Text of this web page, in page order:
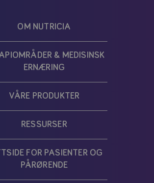
OM NUTRICIA
& MEDISINSK
ERNÆRING
VÅRE PRODUKTER
RESSURSER
FOR PASIENTER OG
PÅRØRENDE